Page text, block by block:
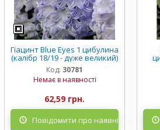
Гіацинт Blue Eyes 1 цибулина
(калібр 18/19 - дуже великий)
Код: 30781
Немає в наявності
62,59 грн.
Повідомити про наявність